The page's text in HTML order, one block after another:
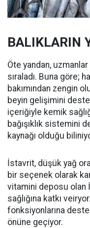
BALIKLARIN
Öte yandan,
sıraladı. Buna göre;
bakımından zengin
beyin gelişimini
içeriğiyle kemik
bağışıklık sistemini
kaynağı olduğu
İstavrit, düşük yağ
bir seçenek olarak
vitamini deposu
sağlığına katkı
fonksiyonlarına
önüne geçiyor.